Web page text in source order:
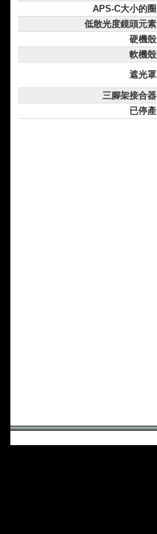
APS-C大小的圈
低散光度鏡頭元素
硬機殼
軟機殼
遮光罩
三腳架接合器
已停產